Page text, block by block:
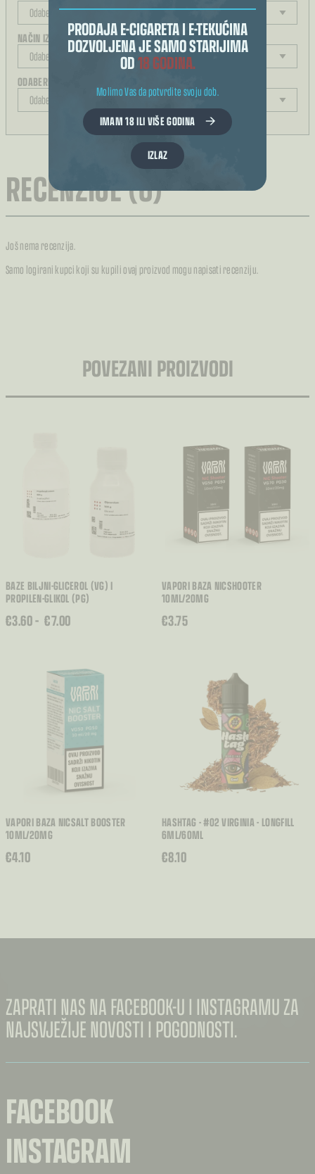
PRODAJA E-CIGARETA I E-TEKUĆINA
DOZVOLJENA JE SAMO STARIJIMA
OD18 GODINA.
Molimo Vas da potvrdite svoju dob.
IMAM 18 ILI VIŠE GODINA
IZLAZ
NAČIN IZRAČUNA KOLIČINE
ODABERITE JAČINU
REZULTAT ODABIRA
RECENZIJE (0)
Još nema recenzija.
Samo logirani kupci koji su kupili ovaj proizvod mogu napisati recenziju.
POVEZANI PROIZVODI
BAZE BILJNI-GLICEROL (VG) I
PROPILEN-GLIKOL (PG)
€3.60– €7.00
RASPON
VAPORI BAZA NICSHOOTER
10ML/20MG
€3.75
VAPORI BAZA NICSALT BOOSTER
10ML/20MG
€4.10
HASHTAG - #02 VIRGINIA - LONGFILL
6ML/60ML
€8.10
ZAPRATI NAS NA FACEBOOK-U I INSTAGRAMU ZA
NAJSVJEŽIJE NOVOSTI I POGODNOSTI.
FACEBOOK
INSTAGRAM